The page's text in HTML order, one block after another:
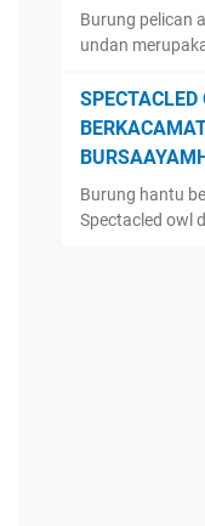
Burung pelican
undan
Burung hantu
Spectacled owl